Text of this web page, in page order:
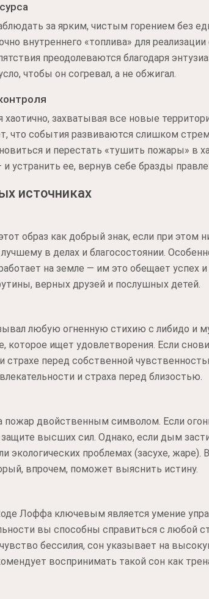
за ярким, чистым горением без
внутреннего «топлива» для
преодолеваются благодаря
чтобы он согревал, а не обжигал.
хаотично, захватывая все новые
что события развиваются слишком
и перестать «тушить пожары» в
устранить ее, вернув себе бразды
источниках
образ как добрый знак, если при
в делах и благосостоянии.
на земле — им это обещает
верных друзей и послушных детей.
любую огненную стихию с либидо и
которое ищет удовлетворения. Если
перед собственной
и страха перед близостью.
пожар двойственным символом. Если
высших сил. Однако, если дым
экологических проблемах (засухе,
впрочем, поможет выяснить истину.
Лоффа ключевым является умение
вы способны справиться с любой
бессилия, сон указывает на
воспринимать такой сон как